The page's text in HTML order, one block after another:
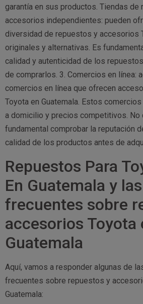
garantía en sus productos. Tiendas de
accesorios independientes: pueden
diversidad de repuestos y accesorios
originales y alternativas. Es
calidad y autenticidad de los
de comprarlos. 3. Comercios en línea:
comercios en línea que ofrecen
Toyota en Guatemala. Estos
a domicilio y precios competitivos. No
fundamental comprobar la reputación
calidad de los productos antes de
Repuestos Para
En Guatemala y
frecuentes sobre
accesorios Toyota
Guatemala
Aquí, vamos a responder algunas de
frecuentes sobre repuestos y
Guatemala: